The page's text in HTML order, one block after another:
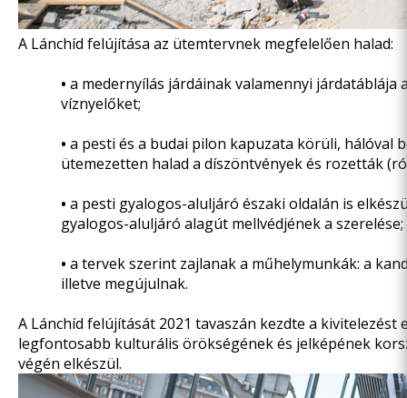
A Lánchíd felújítása az ütemtervnek megfelelően halad:
• a medernyílás járdáinak valamennyi
víznyelőket;
• a pesti és a budai pilon kapuzata körüli,
ütemezetten halad a díszöntvények és rozetták
• a pesti gyalogos-aluljáró északi oldalán is
gyalogos-aluljáró alagút mellvédjének a szerelése;
• a tervek szerint zajlanak a műhelymunkák: a
illetve megújulnak.
A Lánchíd felújítását 2021 tavaszán kezdte a
legfontosabb kulturális örökségének és jelképének
végén elkészül.